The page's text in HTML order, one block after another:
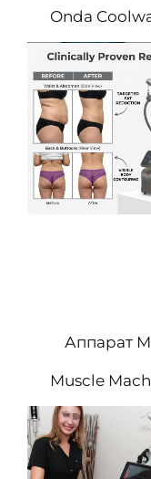
Onda
контуров
Аппарат
Muscle